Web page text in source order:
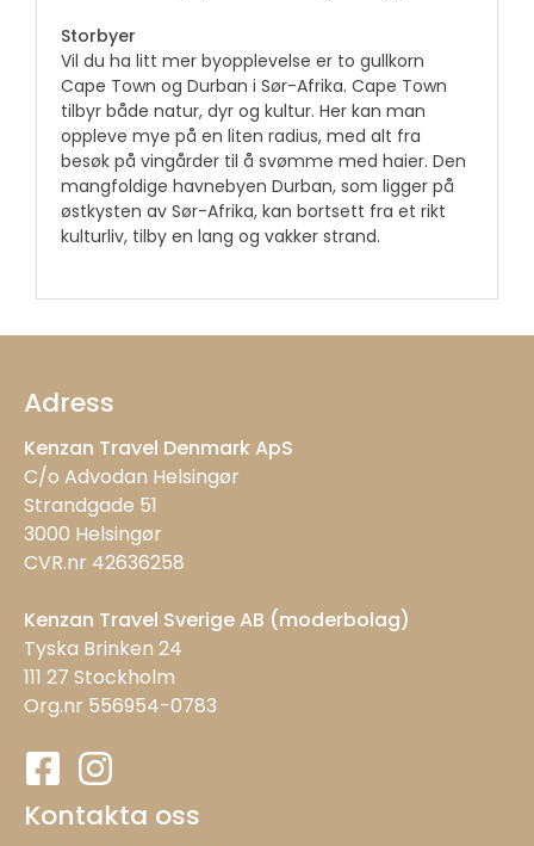
Storbyer
Vil du ha litt mer byopplevelse er to gullkorn
Cape Town og Durban i Sør-Afrika. Cape Town
tilbyr både natur, dyr og kultur. Her kan man
oppleve mye på en liten radius, med alt fra
besøk på vingårder til å svømme med haier. Den
mangfoldige havnebyen Durban, som ligger på
østkysten av Sør-Afrika, kan bortsett fra et rikt
kulturliv, tilby en lang og vakker strand.
Adress
Kenzan Travel Denmark ApS
C/o Advodan Helsingør
Strandgade 51
3000 Helsingør
CVR.nr 42636258
Kenzan Travel Sverige AB (moderbolag)
Tyska Brinken 24
111 27 Stockholm
Org.nr 556954-0783
Kontakta oss